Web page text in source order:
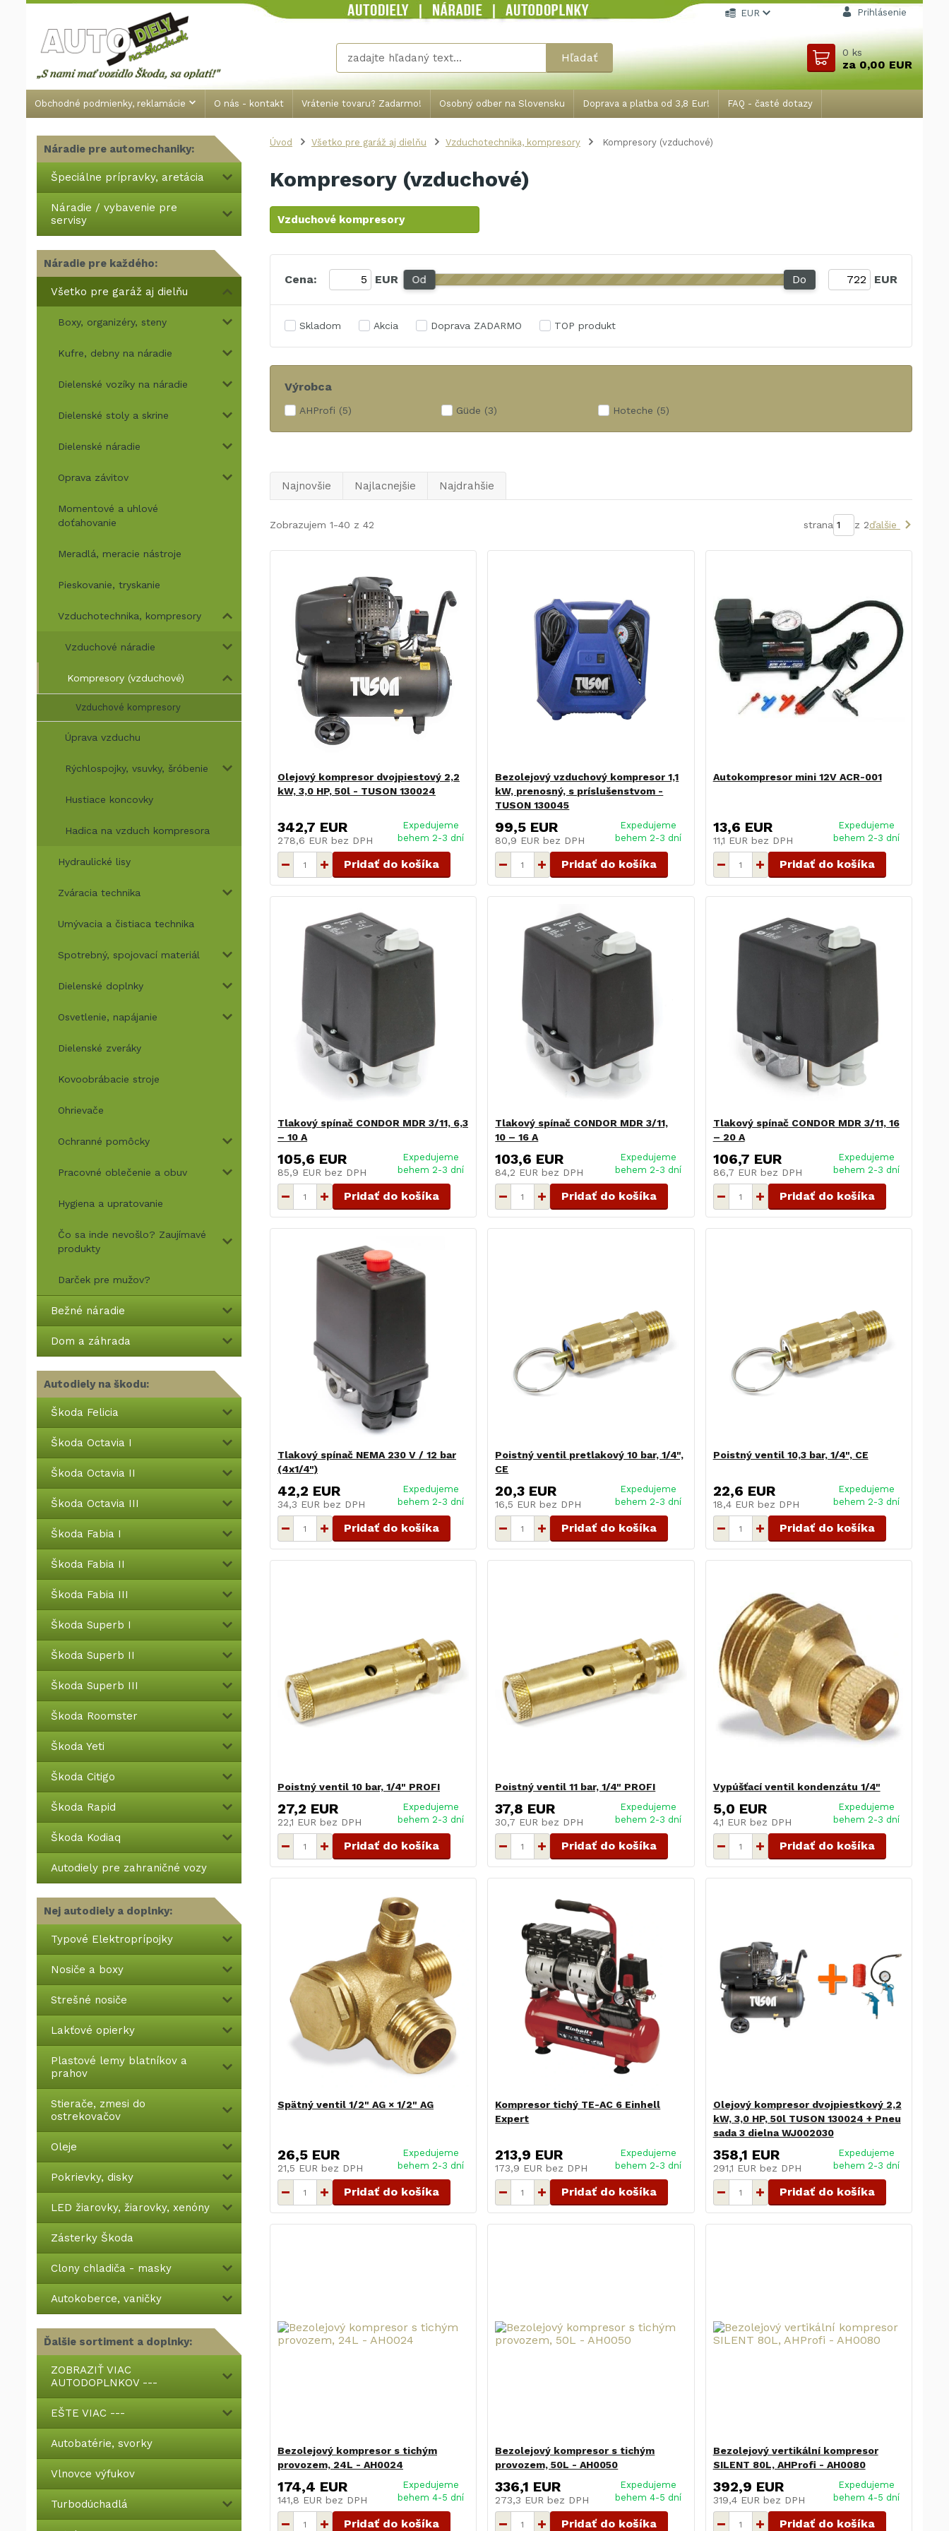
Obchodné podmienky, reklamácie O nás - kontakt Vrátenie tovaru? Zadarmo! Osobný odber na Slovensku Doprava a platba od 3,8 Eur! FAQ - časté dotazy
EUR Prihlásenie
Hľadať 0ks
za0,00 EUR
Náradie pre automechaniky:
Špeciálne prípravky, aretácia
Náradie / vybavenie pre
servisy
Náradie pre každého:
Všetko pre garáž aj dielňu
Boxy, organizéry, steny
Kufre, debny na náradie
Dielenské vozíky na náradie
Dielenské stoly a skrine
Dielenské náradie
Oprava závitov
Momentové a uhlové
doťahovanie
Meradlá, meracie nástroje
Pieskovanie, tryskanie
Vzduchotechnika, kompresory
Vzduchové náradie
Kompresory (vzduchové)
Vzduchové kompresory
Úprava vzduchu
Rýchlospojky, vsuvky, šróbenie
Hustiace koncovky
Hadica na vzduch kompresora
Hydraulické lisy
Zváracia technika
Umývacia a čistiaca technika
Spotrebný, spojovací materiál
Dielenské doplnky
Osvetlenie, napájanie
Dielenské zveráky
Kovoobrábacie stroje
Ohrievače
Ochranné pomôcky
Pracovné oblečenie a obuv
Hygiena a upratovanie
Čo sa inde nevošlo? Zaujímavé
produkty
Darček pre mužov?
Bežné náradie
Dom a záhrada
Autodiely na škodu:
Škoda Felicia
Škoda Octavia I
Škoda Octavia II
Škoda Octavia III
Škoda Fabia I
Škoda Fabia II
Škoda Fabia III
Škoda Superb I
Škoda Superb II
Škoda Superb III
Škoda Roomster
Škoda Yeti
Škoda Citigo
Škoda Rapid
Škoda Kodiaq
Autodiely pre zahraničné vozy
Nej autodiely a doplnky:
Typové Elektroprípojky
Nosiče a boxy
Strešné nosiče
Lakťové opierky
Plastové lemy blatníkov a
prahov
Stierače, zmesi do
ostrekovačov
Oleje
Pokrievky, disky
LED žiarovky, žiarovky, xenóny
Zásterky Škoda
Clony chladiča - masky
Autokoberce, vaničky
Ďalšie sortiment a doplnky:
ZOBRAZIŤ VIAC
AUTODOPLNKOV ---
EŠTE VIAC ---
Autobatérie, svorky
Vlnovce výfukov
Turbodúchadlá
Úvod Všetko pre garáž aj dielňu Vzduchotechnika, kompresory Kompresory (vzduchové)
Kompresory (vzduchové)
Vzduchové kompresory
Cena: EUR Od Do EUR
Skladom Akcia Doprava ZADARMO TOP produkt
Výrobca
AHProfi (5) Güde (3) Hoteche (5)
Najnovšie Najlacnejšie Najdrahšie
Zobrazujem 1-40 z 42 strana z 2ďalšie
Olejový kompresor dvojpiestový 2,2
kW, 3,0 HP, 50l - TUSON 130024
342,7 EUR
278,6 EUR bez DPH
Expedujeme
behem 2-3 dní
Pridať do košíka
Bezolejový vzduchový kompresor 1,1
kW, prenosný, s príslušenstvom -
TUSON 130045
99,5 EUR
80,9 EUR bez DPH
Expedujeme
behem 2-3 dní
Pridať do košíka
Autokompresor mini 12V ACR-001
13,6 EUR
11,1 EUR bez DPH
Expedujeme
behem 2-3 dní
Pridať do košíka
Tlakový spínač CONDOR MDR 3/11, 6,3
– 10 A
105,6 EUR
85,9 EUR bez DPH
Expedujeme
behem 2-3 dní
Pridať do košíka
Tlakový spínač CONDOR MDR 3/11,
10 – 16 A
103,6 EUR
84,2 EUR bez DPH
Expedujeme
behem 2-3 dní
Pridať do košíka
Tlakový spínač CONDOR MDR 3/11, 16
– 20 A
106,7 EUR
86,7 EUR bez DPH
Expedujeme
behem 2-3 dní
Pridať do košíka
Tlakový spínač NEMA 230 V / 12 bar
(4x1/4")
42,2 EUR
34,3 EUR bez DPH
Expedujeme
behem 2-3 dní
Pridať do košíka
Poistný ventil pretlakový 10 bar, 1/4",
CE
20,3 EUR
16,5 EUR bez DPH
Expedujeme
behem 2-3 dní
Pridať do košíka
Poistný ventil 10,3 bar, 1/4", CE
22,6 EUR
18,4 EUR bez DPH
Expedujeme
behem 2-3 dní
Pridať do košíka
Poistný ventil 10 bar, 1/4" PROFI
27,2 EUR
22,1 EUR bez DPH
Expedujeme
behem 2-3 dní
Pridať do košíka
Poistný ventil 11 bar, 1/4" PROFI
37,8 EUR
30,7 EUR bez DPH
Expedujeme
behem 2-3 dní
Pridať do košíka
Vypúšťací ventil kondenzátu 1/4"
5,0 EUR
4,1 EUR bez DPH
Expedujeme
behem 2-3 dní
Pridať do košíka
Spätný ventil 1/2" AG × 1/2" AG
26,5 EUR
21,5 EUR bez DPH
Expedujeme
behem 2-3 dní
Pridať do košíka
Kompresor tichý TE-AC 6 Einhell
Expert
213,9 EUR
173,9 EUR bez DPH
Expedujeme
behem 2-3 dní
Pridať do košíka
Olejový kompresor dvojpiestkový 2,2
kW, 3,0 HP, 50l TUSON 130024 + Pneu
sada 3 dielna WJ002030
358,1 EUR
291,1 EUR bez DPH
Expedujeme
behem 2-3 dní
Pridať do košíka
Bezolejový kompresor s tichým
provozem, 24L - AH0024
174,4 EUR
141,8 EUR bez DPH
Expedujeme
behem 4-5 dní
Pridať do košíka
Bezolejový kompresor s tichým
provozem, 50L - AH0050
336,1 EUR
273,3 EUR bez DPH
Expedujeme
behem 4-5 dní
Pridať do košíka
Bezolejový vertikální kompresor
SILENT 80L, AHProfi - AH0080
392,9 EUR
319,4 EUR bez DPH
Expedujeme
behem 4-5 dní
Pridať do košíka